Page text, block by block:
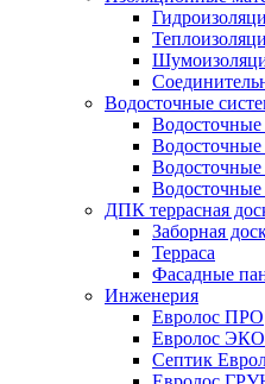
Водосточные
Водосточные
Водосточные
Водосточные
ДПК террасная
Заборная
Терраса
Фасадные
Инженерия
Евролос ПРО
Евролос ЭКО
Септик